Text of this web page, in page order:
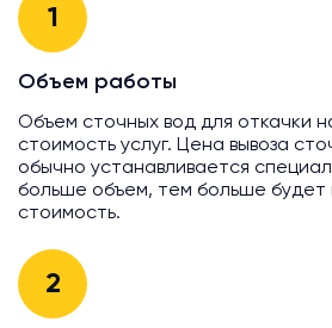
1
Объем работы
Объем сточных вод для откачки
стоимость услуг. Цена вывоза
обычно устанавливается
больше объем, тем больше будет
стоимость.
2